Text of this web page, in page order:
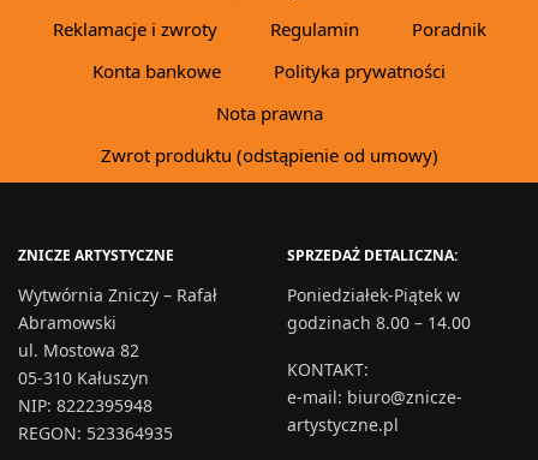
Reklamacje i zwroty
Regulamin
Poradnik
Konta bankowe
Polityka prywatności
Nota prawna
Zwrot produktu (odstąpienie od umowy)
ZNICZE ARTYSTYCZNE
Wytwórnia Zniczy – Rafał
Abramowski
ul. Mostowa 82
05-310 Kałuszyn
NIP: 8222395948
REGON: 523364935
SPRZEDAŻ DETALICZNA:
Poniedziałek-Piątek w
godzinach 8.00 – 14.00
KONTAKT:
e-mail: biuro@znicze-
artystyczne.pl